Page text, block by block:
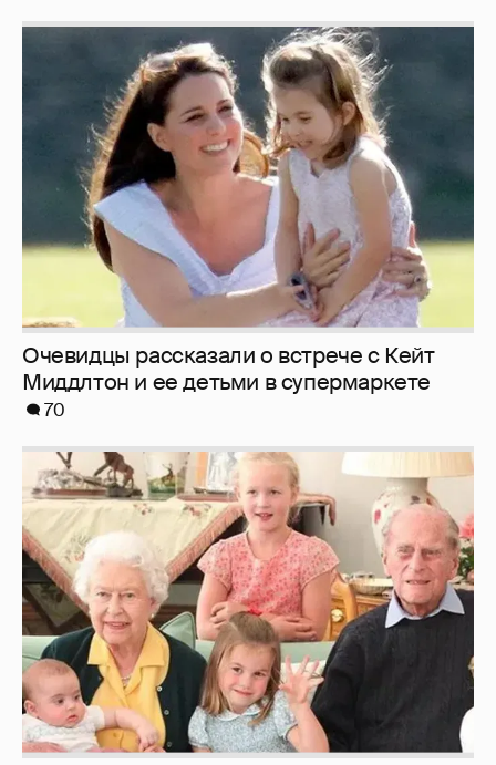
Очевидцы рассказали о встрече с Кейт
Миддлтон и ее детьми в супермаркете
70